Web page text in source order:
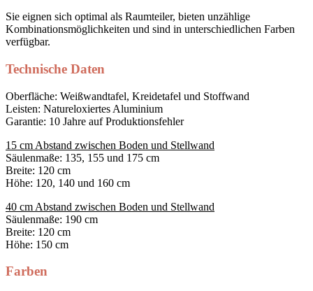
Sie eignen sich optimal als Raumteiler, bieten unzählige
Kombinationsmöglichkeiten und sind in unterschiedlichen Farben
verfügbar.
Technische Daten
Oberfläche: Weißwandtafel, Kreidetafel und Stoffwand
Leisten: Natureloxiertes Aluminium
Garantie: 10 Jahre auf Produktionsfehler
15 cm Abstand zwischen Boden und Stellwand
Säulenmaße: 135, 155 und 175 cm
Breite: 120 cm
Höhe: 120, 140 und 160 cm
40 cm Abstand zwischen Boden und Stellwand
Säulenmaße: 190 cm
Breite: 120 cm
Höhe: 150 cm
Farben